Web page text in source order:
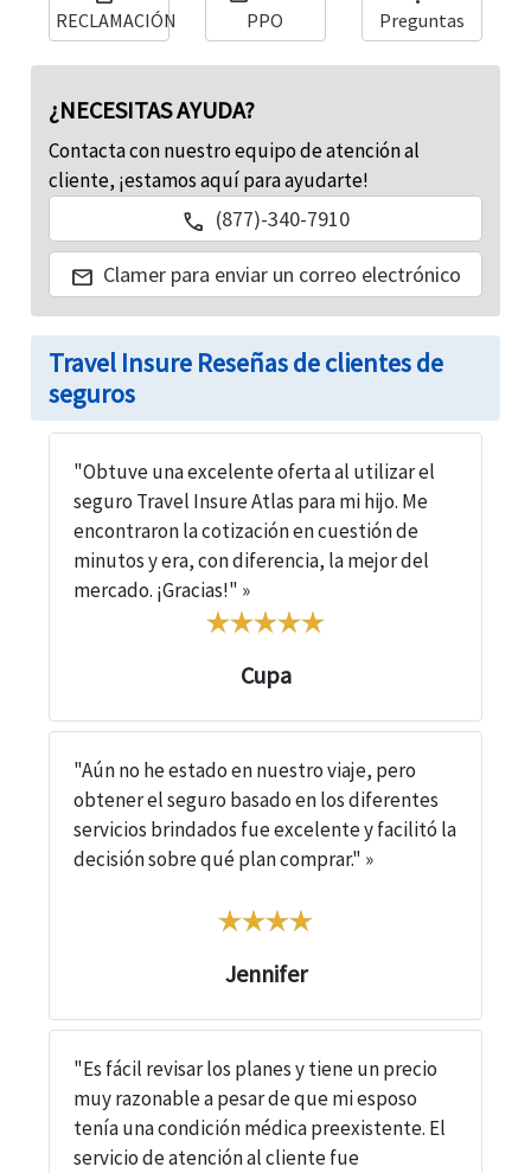
Ofrece cobertura para un viaje de negocios,
vacaciones o incluso mudarse al extranjero para
asequible. Los viajeros pueden obtener un seguro
de viaje, seguro de viaje por cancelación o
interrupción del viaje, seguro para Estudiantes
más para viajeros internacionales a los EE. UU. y
para personas que viajan al extranjero.
RECLAMACIÓN
PPO
Preguntas
¿NECESITAS AYUDA?
Contacta con nuestro equipo de atención al
cliente, ¡estamos aquí para ayudarte!
call (877)-340-7910
mail Clamer para enviar un correo electrónico
Travel Insure Reseñas de clientes de
seguros
"Obtuve una excelente oferta al utilizar el
seguro Travel Insure Atlas para mi hijo. Me
encontraron la cotización en cuestión de
minutos y era, con diferencia, la mejor del
mercado. ¡Gracias!" »
Cupa
"Aún no he estado en nuestro viaje, pero
obtener el seguro basado en los diferentes
servicios brindados fue excelente y facilitó la
decisión sobre qué plan comprar." »
Jennifer
"Es fácil revisar los planes y tiene un precio
muy razonable a pesar de que mi esposo
tenía una condición médica preexistente. El
servicio de atención al cliente fue